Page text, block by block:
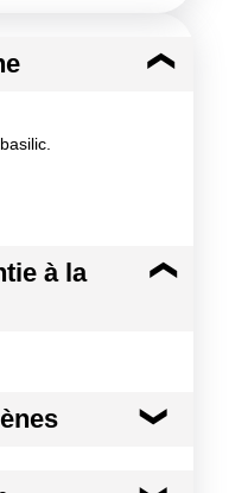
à la